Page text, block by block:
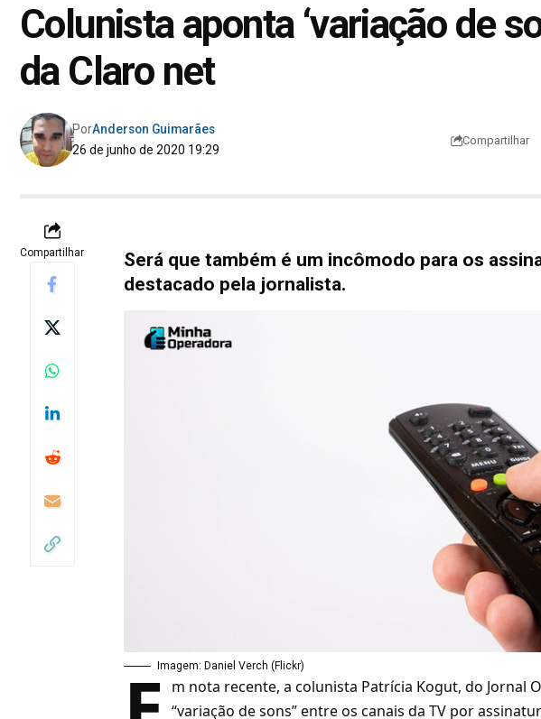
Colunista aponta ‘variação de
da Claro net
26 de junho de 2020 19:29
PorAnderson Guimarães
Compartilhar
Compartilhar
Será que também é um incômodo para os
destacado pela jornalista.
Imagem: Daniel Verch (Flickr)
m nota recente, a colunista Patrícia Kogut, do Jornal
“variação de sons” entre os canais daTV por